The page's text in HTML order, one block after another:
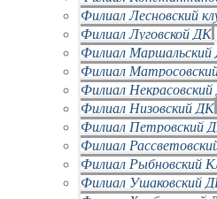
Филиал Лесновский
Филиал Луговской ДК
Филиал
Филиал
Филиал
Филиал Низовский ДК
Филиал Петровский
Филиал
Филиал Рыбновский
Филиал Ушаковский